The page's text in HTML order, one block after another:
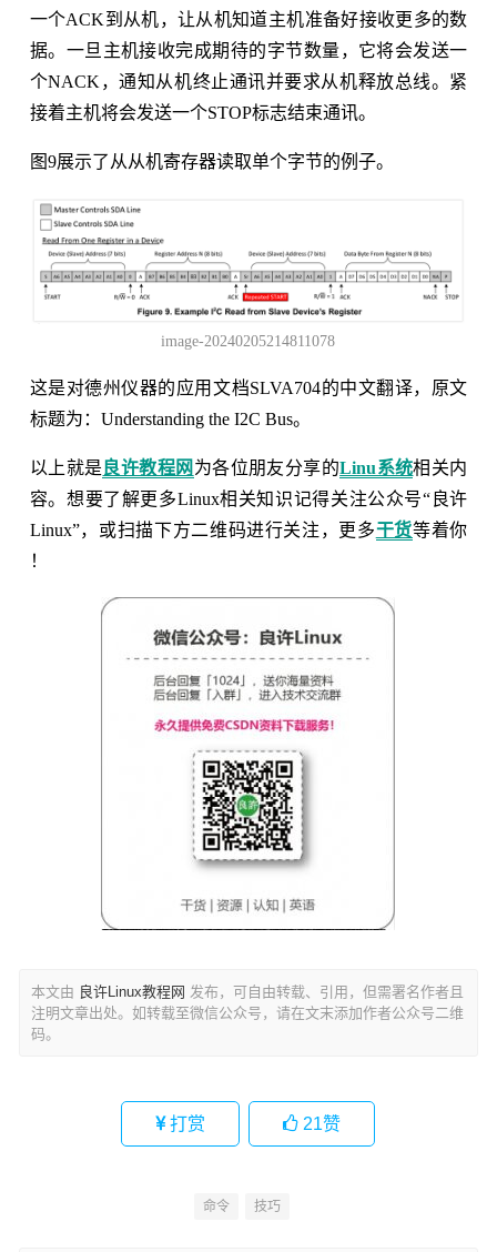
一个ACK到从机，让从机知道主机准备好接收更多的数
据。一旦主机接收完成期待的字节数量，它将会发送一
个NACK，通知从机终止通讯并要求从机释放总线。紧
接着主机将会发送一个STOP标志结束通讯。
图9展示了从从机寄存器读取单个字节的例子。
image-20240205214811078
这是对德州仪器的应用文档SLVA704的中文翻译，原文
标题为：Understanding the I2C Bus。
以上就是 良许教程网 为各位朋友分享的Linu系统相关内
容。想要了解更多Linux相关知识记得关注公众号“良许
Linux”，或扫描下方二维码进行关注，更多干货等着你
！
本文由 良许Linux教程网 发布，可自由转载、引用，但需署名作者且
注明文章出处。如转载至微信公众号，请在文末添加作者公众号二维
码。
打赏 21赞
命令 技巧